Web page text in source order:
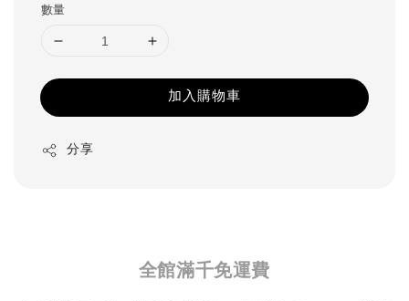
數量
加入購物車
分享
全館滿千免運費